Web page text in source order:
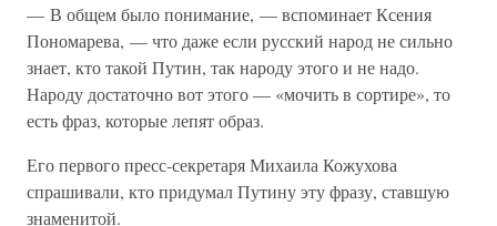
— В общем было понимание, — вспоминает Ксения
Пономарева, — что даже если русский народ не сильно
знает, кто такой Путин, так народу этого и не надо.
Народу достаточно вот этого — «мочить в сортире», то
есть фраз, которые лепят образ.
Его первого пресс-секретаря Михаила Кожухова
спрашивали, кто придумал Путину эту фразу, ставшую
знаменитой.